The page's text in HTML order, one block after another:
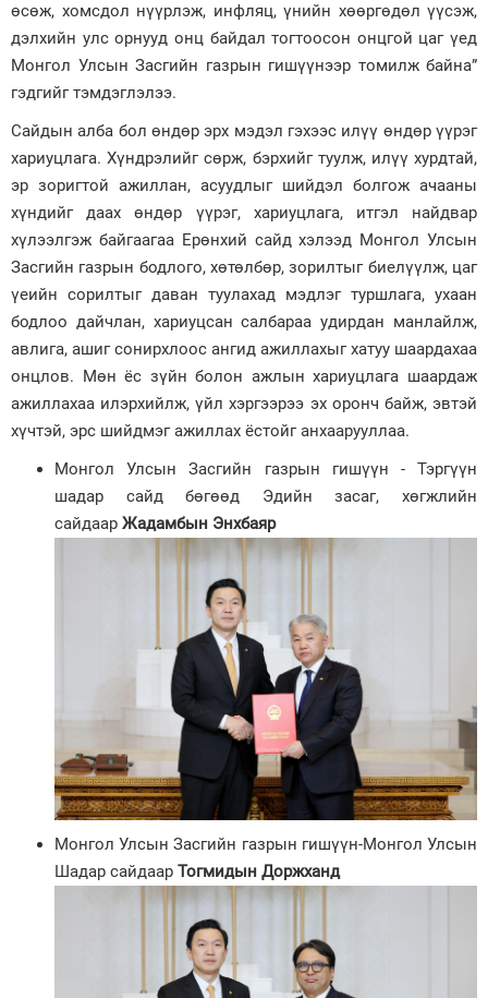
өсөж, хомсдол нүүрлэж, инфляц, үнийн хөөргөдөл үүсэж,
дэлхийн улс орнууд онц байдал тогтоосон онцгой цаг үед
Монгол Улсын Засгийн газрын гишүүнээр томилж байна”
гэдгийг тэмдэглэлээ.
Сайдын алба бол өндөр эрх мэдэл гэхээс илүү өндөр үүрэг
хариуцлага. Хүндрэлийг сөрж, бэрхийг туулж, илүү хурдтай,
эр зоригтой ажиллан, асуудлыг шийдэл болгож ачааны
хүндийг даах өндөр үүрэг, хариуцлага, итгэл найдвар
хүлээлгэж байгаагаа Ерөнхий сайд хэлээд Монгол Улсын
Засгийн газрын бодлого, хөтөлбөр, зорилтыг биелүүлж, цаг
үеийн сорилтыг даван туулахад мэдлэг туршлага, ухаан
бодлоо дайчлан, хариуцсан салбараа удирдан манлайлж,
авлига, ашиг сонирхлоос ангид ажиллахыг хатуу шаардахаа
онцлов. Мөн ёс зүйн болон ажлын хариуцлага шаардаж
ажиллахаа илэрхийлж, үйл хэргээрээ эх оронч байж, эвтэй
хүчтэй, эрс шийдмэг ажиллах ёстойг анхаарууллаа.
Монгол Улсын Засгийн газрын гишүүн - Тэргүүн
шадар сайд бөгөөд Эдийн засаг, хөгжлийн
сайдаар Жадамбын Энхбаяр
Монгол Улсын Засгийн газрын гишүүн-Монгол Улсын
Шадар сайдаар Тогмидын Доржханд